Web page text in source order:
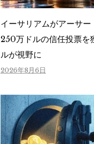
イーサリアムがアーサー
250万ドルの信任投票を
ルが視野に
2026年8月6日